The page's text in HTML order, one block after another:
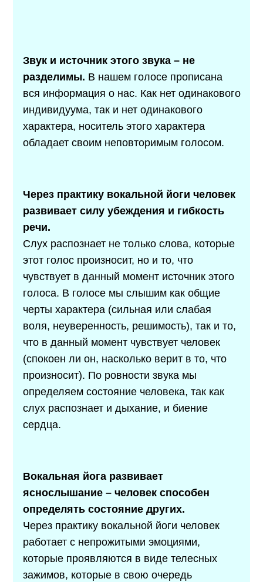
Звук и источник этого звука – не
разделимы. В нашем голосе прописана
вся информация о нас. Как нет одинакового
индивидуума, так и нет одинакового
характера, носитель этого характера
обладает своим неповторимым голосом.
Через практику вокальной йоги человек
развивает силу убеждения и гибкость
речи.
Слух распознает не только слова, которые
этот голос произносит, но и то, что
чувствует в данный момент источник этого
голоса. В голосе мы слышим как общие
черты характера (сильная или слабая
воля, неуверенность, решимость), так и то,
что в данный момент чувствует человек
(спокоен ли он, насколько верит в то, что
произносит). По ровности звука мы
определяем состояние человека, так как
слух распознает и дыхание, и биение
сердца.
Вокальная йога развивает
яснослышание – человек способен
определять состояние других.
Через практику вокальной йоги человек
работает с непрожитыми эмоциями,
которые проявляются в виде телесных
зажимов, которые в свою очередь